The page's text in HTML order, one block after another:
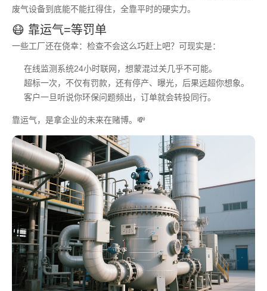
废气设备到底能不能扛得住，全靠平时的硬实力。
😷 靠运气=等罚单
一些工厂还在侥幸：检查不会这么巧赶上吧？可现实是：
在线监测系统24小时联网，想蒙混过关几乎不可能。
超标一次，不仅有罚款，还有停产、曝光，后果远超你想象。
客户一旦听说你环保问题频出，订单就会转投同行。
靠运气，是拿企业的未来在赌博。💸